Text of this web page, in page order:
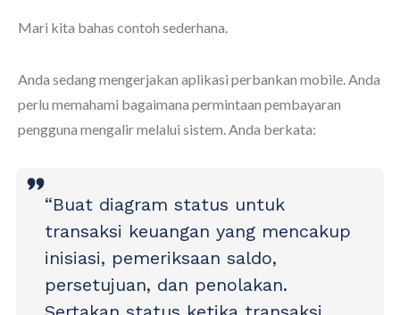
Mari kita bahas contoh sederhana.
Anda sedang mengerjakan aplikasi perbankan mobile. Anda
perlu memahami bagaimana permintaan pembayaran
pengguna mengalir melalui sistem. Anda berkata:
“Buat diagram status untuk
transaksi keuangan yang mencakup
inisiasi, pemeriksaan saldo,
persetujuan, dan penolakan.